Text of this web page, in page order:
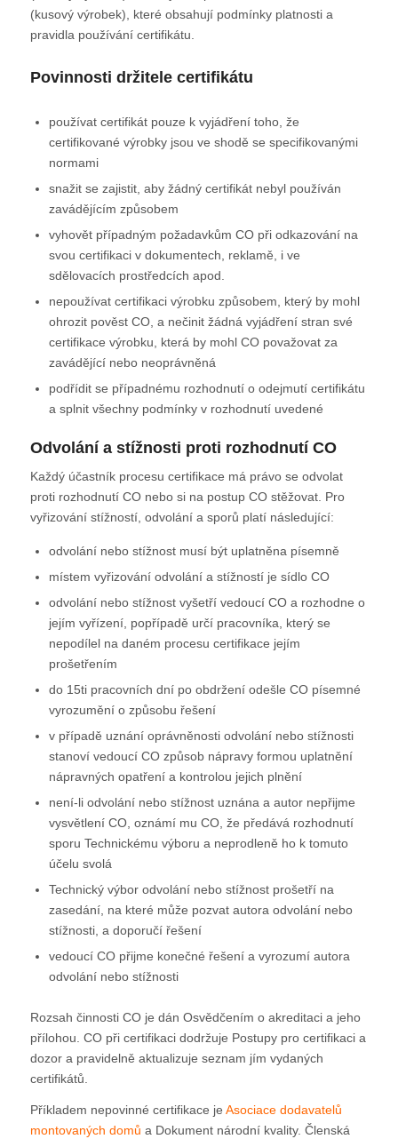
(kusový výrobek), které obsahují podmínky platnosti a
pravidla používání certifikátu.
Povinnosti držitele certifikátu
používat certifikát pouze k vyjádření toho, že
certifikované výrobky jsou ve shodě se specifikovanými
normami
snažit se zajistit, aby žádný certifikát nebyl používán
zavádějícím způsobem
vyhovět případným požadavkům CO při odkazování na
svou certifikaci v dokumentech, reklamě, i ve
sdělovacích prostředcích apod.
nepoužívat certifikaci výrobku způsobem, který by mohl
ohrozit pověst CO, a nečinit žádná vyjádření stran své
certifikace výrobku, která by mohl CO považovat za
zavádějící nebo neoprávněná
podřídit se případnému rozhodnutí o odejmutí certifikátu
a splnit všechny podmínky v rozhodnutí uvedené
Odvolání a stížnosti proti rozhodnutí CO
Každý účastník procesu certifikace má právo se odvolat
proti rozhodnutí CO nebo si na postup CO stěžovat. Pro
vyřizování stížností, odvolání a sporů platí následující:
odvolání nebo stížnost musí být uplatněna písemně
místem vyřizování odvolání a stížností je sídlo CO
odvolání nebo stížnost vyšetří vedoucí CO a rozhodne o
jejím vyřízení, popřípadě určí pracovníka, který se
nepodílel na daném procesu certifikace jejím
prošetřením
do 15ti pracovních dní po obdržení odešle CO písemné
vyrozumění o způsobu řešení
v případě uznání oprávněnosti odvolání nebo stížnosti
stanoví vedoucí CO způsob nápravy formou uplatnění
nápravných opatření a kontrolou jejich plnění
není-li odvolání nebo stížnost uznána a autor nepřijme
vysvětlení CO, oznámí mu CO, že předává rozhodnutí
sporu Technickému výboru a neprodleně ho k tomuto
účelu svolá
Technický výbor odvolání nebo stížnost prošetří na
zasedání, na které může pozvat autora odvolání nebo
stížnosti, a doporučí řešení
vedoucí CO přijme konečné řešení a vyrozumí autora
odvolání nebo stížnosti
Rozsah činnosti CO je dán Osvědčením o akreditaci a jeho
přílohou. CO při certifikaci dodržuje Postupy pro certifikaci a
dozor a pravidelně aktualizuje seznam jím vydaných
certifikátů.
Příkladem nepovinné certifikace je Asociace dodavatelů
montovaných domů a Dokument národní kvality. Členská